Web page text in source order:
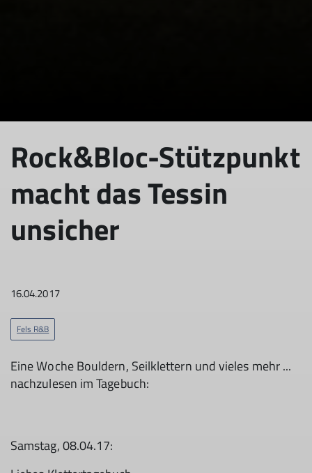
Rock&Bloc-Stützpunkt
macht das Tessin
unsicher
16.04.2017
Fels R&B
Eine Woche Bouldern, Seilklettern und vieles mehr ...
nachzulesen im Tagebuch:
Samstag, 08.04.17: